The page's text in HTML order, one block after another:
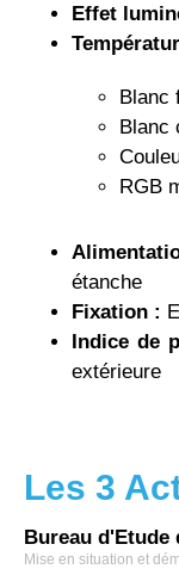
Effet
Blanc
Blanc
RGB
étanche
Fixation :
Indice de
extérieure
Les 3
Bureau d'Etude
Mise en situation et